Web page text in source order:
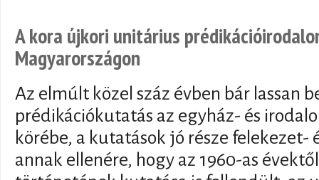
A kora újkori unitárius
Magyarországon
Az elmúlt közel száz évben bár lassan
prédikációkutatás az egyház- és
körébe, a kutatások jó része felekezet-
annak ellenére, hogy az 1960-as